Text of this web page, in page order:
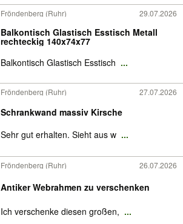
Fröndenberg (Ruhr) 29.07.2026
Balkontisch Glastisch Esstisch Metall
rechteckig 140x74x77
Balkontisch Glastisch Esstisch ...
Fröndenberg (Ruhr) 27.07.2026
Schrankwand massiv Kirsche
Sehr gut erhalten. Sieht aus w ...
Fröndenberg (Ruhr) 26.07.2026
Antiker Webrahmen zu verschenken
Ich verschenke diesen großen, ...